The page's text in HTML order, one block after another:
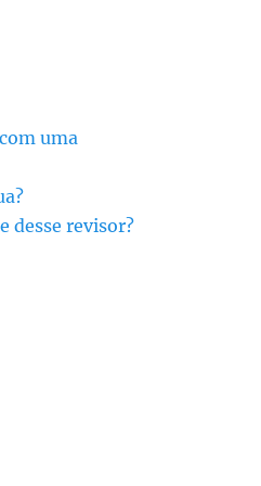
uma
desse revisor?